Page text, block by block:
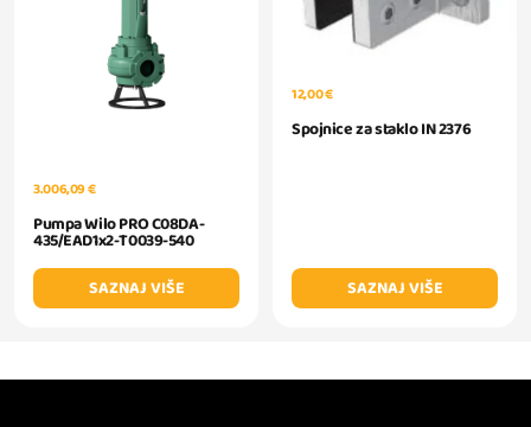
3.006,09 €
Pumpa Wilo PRO C08DA-
435/EAD1x2-T0039-540
SAZNAJ VIŠE
12,00 €
Spojnice za staklo IN 2376
SAZNAJ VIŠE